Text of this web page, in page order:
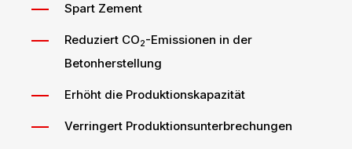
Spart Zement
Reduziert CO2-Emissionen in der
Betonherstellung
Erhöht die Produktionskapazität
Verringert Produktionsunterbrechungen